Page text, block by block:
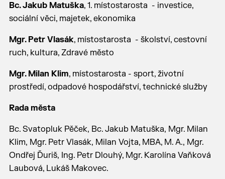
Bc. Jakub Matuška, 1. místostarosta - investice,
sociální věci, majetek, ekonomika
Mgr. Petr Vlasák, místostarosta - školství, cestovní
ruch, kultura, Zdravé město
Mgr. Milan Klim, místostarosta - sport, životní
prostředí, odpadové hospodářství, technické služby
Rada města
Bc. Svatopluk Pěček, Bc. Jakub Matuška, Mgr. Milan
Klim, Mgr. Petr Vlasák, Milan Vojta, MBA, M. A., Mgr.
Ondřej Ďuriš, Ing. Petr Dlouhý, Mgr. Karolína Vaňková
Laubová, Lukáš Makovec.